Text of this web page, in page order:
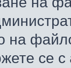
на
се